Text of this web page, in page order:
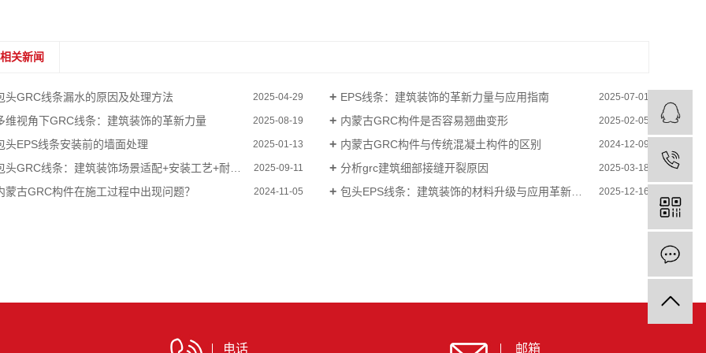
相关新闻
头GRC线条漏水的原因及处理方法 2025-04-29 EPS线条：建筑装饰的革新力量与应用指南 2025-07-01
维视角下GRC线条：建筑装饰的革新力量 2025-08-19 内蒙古GRC构件是否容易翘曲变形 2025-02-05
头EPS线条安装前的墙面处理 2025-01-13 内蒙古GRC构件与传统混凝土构件的区别 2024-12-09
头GRC线条：建筑装饰场景适配+安装工艺+耐久性提升全指南 2025-09-11 分析grc建筑细部接缝开裂原因 2025-03-18
蒙古GRC构件在施工过程中出现问题？ 2024-11-05 包头EPS线条：建筑装饰的材料升级与应用革新之路 2025-12-16
电话 邮箱